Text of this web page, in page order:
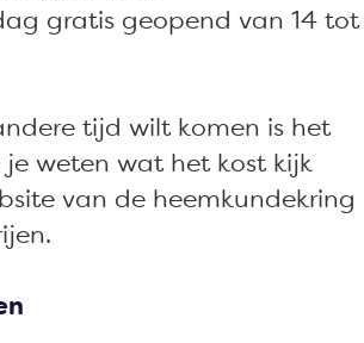
gratis geopend van 14 tot
tijd wilt komen is het
je weten wat het kost kijk
van de heemkundekring